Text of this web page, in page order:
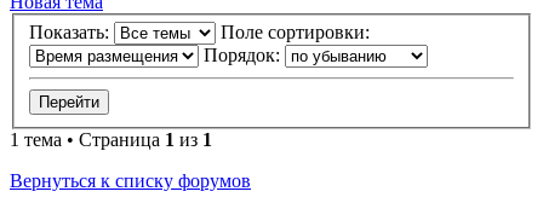
Показать:
Поле сортировки:
Порядок:
1 тема • Страница 1 из 1
Вернуться к списку форумов